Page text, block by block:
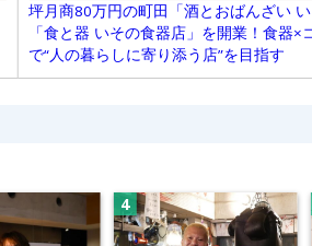
坪月商80万円の町田「酒とおばんざい
「食と器 いその食器店」を開業！食器
で“人の暮らしに寄り添う店”を目指す